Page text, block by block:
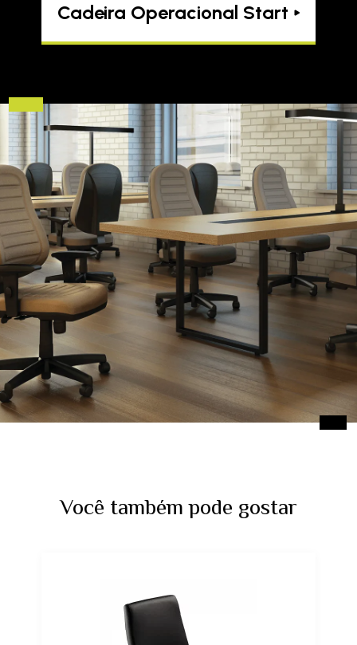
Cadeira Operacional Start
Você também pode gostar